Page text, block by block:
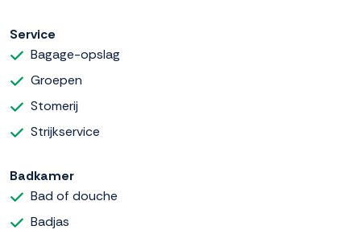
Service
Bagage-opslag
Groepen
Stomerij
Strijkservice
Badkamer
Bad of douche
Badjas